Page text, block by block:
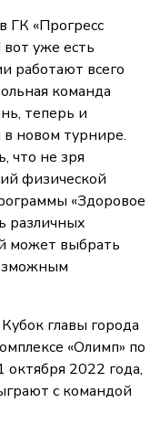
ГК «Прогресс
уже есть
работают всего
команда
теперь и
в новом турнире.
что не зря
физической
«Здоровое
различных
может выбрать
главы города
«Олимп» по
октября 2022 года,
с командой